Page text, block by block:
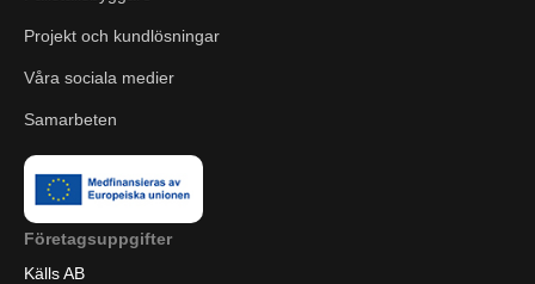
Projekt och kundlösningar
Våra sociala medier
Samarbeten
Företagsuppgifter
Källs AB